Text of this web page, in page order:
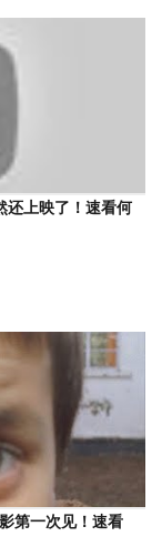
还上映了！速看何
第一次见！速看